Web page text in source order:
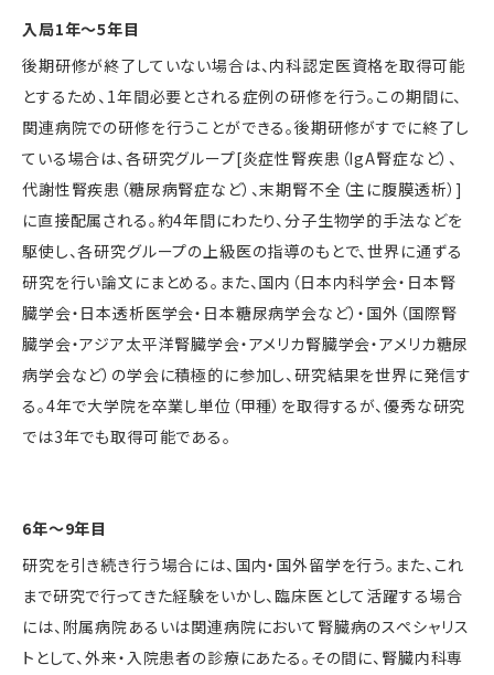
入局1年～5年目
後期研修が終了していない場合は、内科認定医資格を取得可能
とするため、1年間必要とされる症例の研修を行う。この期間に、
関連病院での研修を行うことができる。後期研修がすでに終了し
ている場合は、各研究グループ[炎症性腎疾患（IgA腎症など）、
代謝性腎疾患（糖尿病腎症など）、末期腎不全（主に腹膜透析）]
に直接配属される。約4年間にわたり、分子生物学的手法などを
駆使し、各研究グループの上級医の指導のもとで、世界に通ずる
研究を行い論文にまとめる。また、国内（日本内科学会・日本腎
臓学会・日本透析医学会・日本糖尿病学会など）・国外（国際腎
臓学会・アジア太平洋腎臓学会・アメリカ腎臓学会・アメリカ糖尿
病学会など）の学会に積極的に参加し、研究結果を世界に発信す
る。4年で大学院を卒業し単位（甲種）を取得するが、優秀な研究
では3年でも取得可能である。
6年～9年目
研究を引き続き行う場合には、国内・国外留学を行う。また、これ
まで研究で行ってきた経験をいかし、臨床医として活躍する場合
には、附属病院あるいは関連病院において腎臓病のスペシャリス
トとして、外来・入院患者の診療にあたる。その間に、腎臓内科専